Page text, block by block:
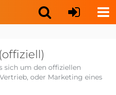
sich um den offiziellen
oder Marketing eines